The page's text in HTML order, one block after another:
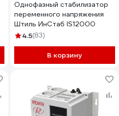
Однофазный стабилизатор
переменного напряжения
Штиль ИнСтаб IS12000
4.5(83)
В корзину